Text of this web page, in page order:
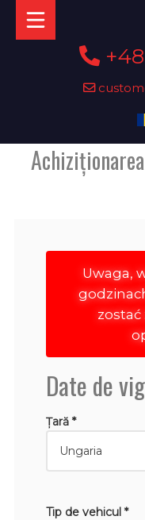
Uwaga,
zostać
Date de
Țară *
Tip de vehicul *